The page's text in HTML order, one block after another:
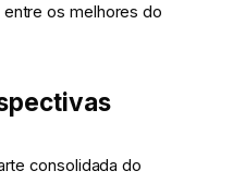
os melhores do
consolidada do